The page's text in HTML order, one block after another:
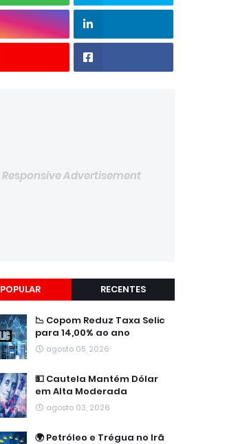
Responsive Advertisement
POPULAR RECENTES
📉 Copom Reduz Taxa Selic
para 14,00% ao ano
agosto 05, 2026
💵 Cautela Mantém Dólar
em Alta Moderada
agosto 03, 2026
🌍 Petróleo e Trégua no Irã